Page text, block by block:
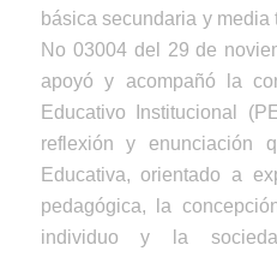
básica secundaria y
No 03004 del 29 de
apoyó y acompañó la
Educativo Institucional
reflexión y enunciación
Educativa, orientado a
pedagógica, la
individuo y la